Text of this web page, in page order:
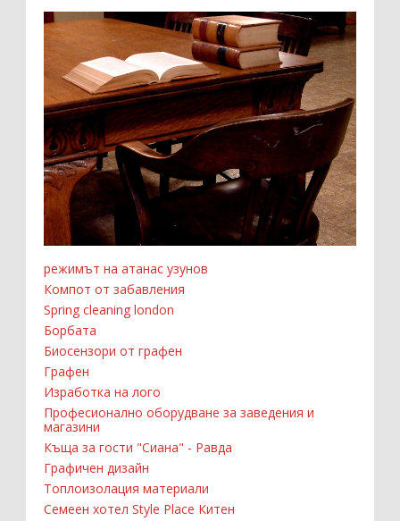
режимът на атанас узунов
Компот от забавления
Spring cleaning london
Борбата
Биосензори от графен
Графен
Изработка на лого
Професионално оборудване за заведения и
магазини
Къща за гости "Сиана" - Равда
Графичен дизайн
Топлоизолация материали
Семеен хотел Style Place Китен